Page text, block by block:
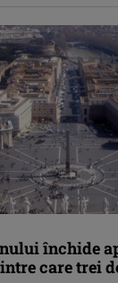
închide
care trei